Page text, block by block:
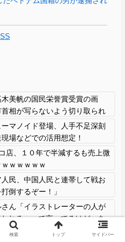
木美帆の国民栄誉賞受賞の画
相が写らないよう切り取られ
マノイド登場、人手不足深刻
場などでの活用想定！
店、１０年で半減するも売上微
ｗｗｗｗｗ
民、中国人民と連帯して戦お
倒するぞー！」
ん「イラストレーターの人が
れる』って言ってるけど、あ
奪う側"じゃない？」
たちのヒーロー・任天堂、熊本
検索 トップ サイドバー